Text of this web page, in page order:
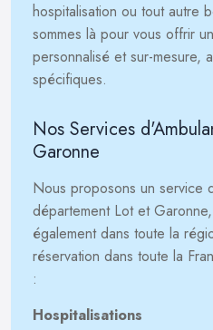
hospitalisation ou tout autre
sommes là pour vous offrir
personnalisé et sur-mesure,
spécifiques.
Nos Services
Garonne
Nous proposons un service
département Lot et
également dans toute la
réservation dans toute la
:
Hospitalisations